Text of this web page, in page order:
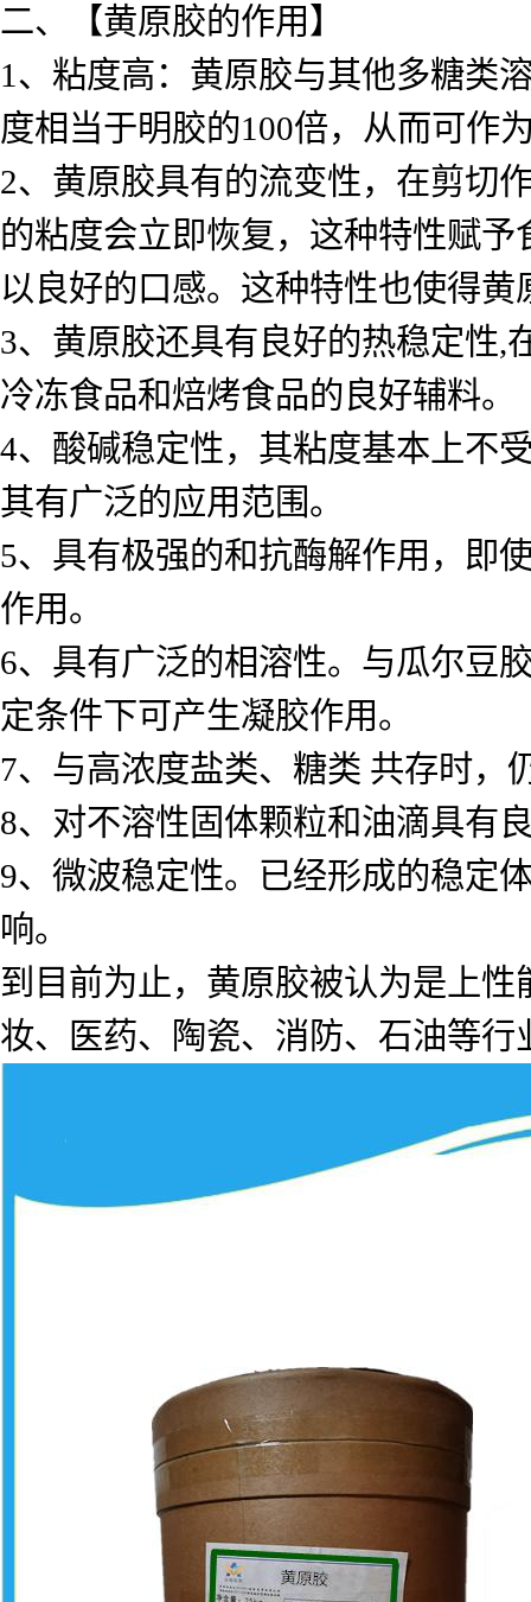
二、【黄原胶的作用】
1、粘度高：黄原胶与其他多糖类
度相当于明胶的100倍，从而可作
2、黄原胶具有的流变性，在剪切
的粘度会立即恢复，这种特性赋
以良好的口感。这种特性也使得
3、黄原胶还具有良好的热稳定性
冷冻食品和焙烤食品的良好辅料。
4、酸碱稳定性，其粘度基本上不
其有广泛的应用范围。
5、具有极强的和抗酶解作用，即
作用。
6、具有广泛的相溶性。与瓜尔豆
定条件下可产生凝胶作用。
7、与高浓度盐类、糖类 共存时，
8、对不溶性固体颗粒和油滴具有
9、微波稳定性。已经形成的稳定
响。
到目前为止，黄原胶被认为是上
妆、医药、陶瓷、消防、石油等